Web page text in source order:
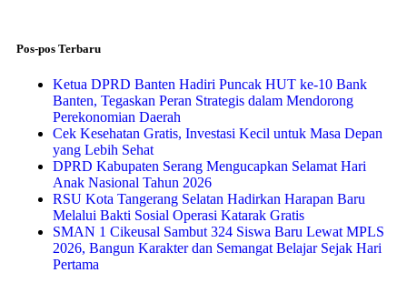
Pos-pos Terbaru
Ketua DPRD Banten Hadiri Puncak HUT ke-10 Bank
Banten, Tegaskan Peran Strategis dalam Mendorong
Perekonomian Daerah
Cek Kesehatan Gratis, Investasi Kecil untuk Masa Depan
yang Lebih Sehat
DPRD Kabupaten Serang Mengucapkan Selamat Hari
Anak Nasional Tahun 2026
RSU Kota Tangerang Selatan Hadirkan Harapan Baru
Melalui Bakti Sosial Operasi Katarak Gratis
SMAN 1 Cikeusal Sambut 324 Siswa Baru Lewat MPLS
2026, Bangun Karakter dan Semangat Belajar Sejak Hari
Pertama